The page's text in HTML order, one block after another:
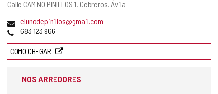
Endereço
Calle CAMINO PINILLOS 1. Cebreros. Ávila
Endereço
de
elunodepinillos@gmail.com
Telefones
683 123 966
COMO CHEGAR
NOS ARREDORES